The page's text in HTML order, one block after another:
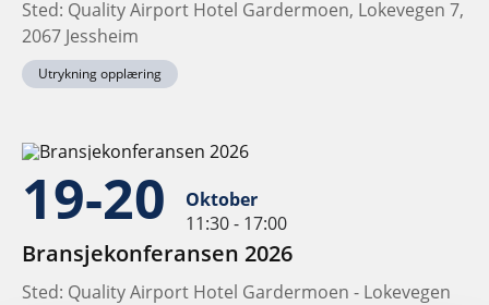
Sted: Quality Airport Hotel Gardermoen, Lokevegen 7,
2067 Jessheim
Utrykning opplæring
19-20
Oktober
11:30 - 17:00
Bransjekonferansen 2026
Sted: Quality Airport Hotel Gardermoen - Lokevegen